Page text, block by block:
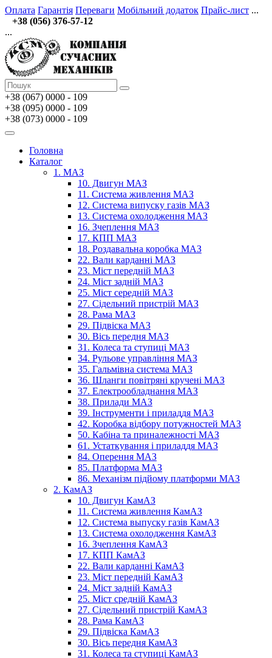
Оплата Гарантія Переваги Мобільний додаток Прайс-лист ...
+38 (056) 376-57-12
...
+38 (067) 0000 - 109
+38 (095) 0000 - 109
+38 (073) 0000 - 109
Головна
Каталог
1. МАЗ
10. Двигун МАЗ
11. Система живлення МАЗ
12. Система випуску газів МАЗ
13. Система охолодження МАЗ
16. Зчеплення МАЗ
17. КПП МАЗ
18. Роздавальна коробка МАЗ
22. Вали карданні МАЗ
23. Міст передній МАЗ
24. Міст задній МАЗ
25. Міст середній МАЗ
27. Сідельний пристрій МАЗ
28. Рама МАЗ
29. Підвіска МАЗ
30. Вісь передня МАЗ
31. Колеса та ступиці МАЗ
34. Рульове управління МАЗ
35. Гальмівна система МАЗ
36. Шланги повітряні кручені МАЗ
37. Електрообладнання МАЗ
38. Прилади МАЗ
39. Інструменти і приладдя МАЗ
42. Коробка відбору потужностей МАЗ
50. Кабіна та приналежності МАЗ
61. Устаткування і приладдя МАЗ
84. Оперення МАЗ
85. Платформа МАЗ
86. Механізм підйому платформи МАЗ
2. КамАЗ
10. Двигун КамАЗ
11. Система живлення КамАЗ
12. Система выпуску газів КамАЗ
13. Система охолодження КамАЗ
16. Зчеплення КамАЗ
17. КПП КамАЗ
22. Вали карданні КамАЗ
23. Міст передній КамАЗ
24. Міст задній КамАЗ
25. Міст средній КамАЗ
27. Сідельний пристрій КамАЗ
28. Рама КамАЗ
29. Підвіска КамАЗ
30. Вісь передня КамАЗ
31. Колеса та ступиці КамАЗ